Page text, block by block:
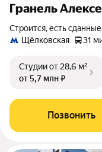
Гранель
Строится, есть сданные
Щёлковская
31
Студииот 28,6 м²
от 5,7 млн ₽
Позвонить